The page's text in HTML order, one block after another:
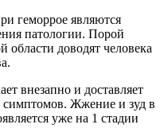
геморрое являются
патологии. Порой
доводят человека
внезапно и доставляет
симптомов. Жжение и зуд в
уже на 1 стадии